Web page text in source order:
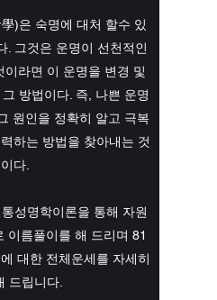
)은 숙명에 대처 할수 있
. 그것은 운명이 선천적인
이라면 이 운명을 변경 및
방법이다. 즉, 나쁜 운명
원인을 정확히 알고 극복
하는 방법을 찾아내는 것
이다.
성명학이론을 통해 자원
이름풀이를 해 드리며 81
대한 전체운세를 자세히
드립니다.​